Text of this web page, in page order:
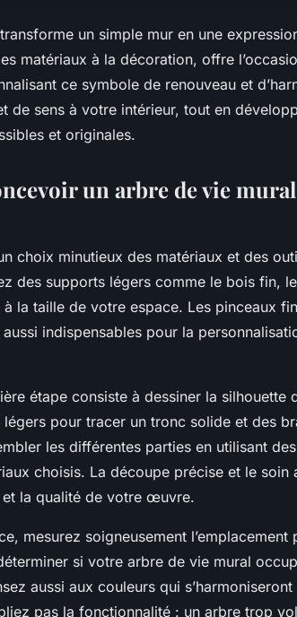
un simple mur en une
matériaux à la décoration, offre
ce symbole de renouveau et
de sens à votre intérieur, tout en
et originales.
un arbre de vie mural
choix minutieux des matériaux et des
des supports légers comme le bois fin,
la taille de votre espace. Les pinceaux
indispensables pour la
étape consiste à dessiner la silhouette
pour tracer un tronc solide et des
les différentes parties en utilisant
choisis. La découpe précise et le soin
et la qualité de votre œuvre.
mesurez soigneusement l’emplacement
si votre arbre de vie mural
aussi aux couleurs qui s’harmoniseront
pas la fonctionnalité : un arbre trop